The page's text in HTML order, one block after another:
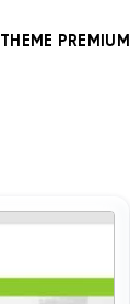
THEME PREMIUM